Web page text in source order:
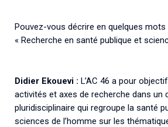
Pouvez-vous décrire en quelques mots
« Recherche en santé publique et
Didier Ekouevi : L’AC 46 a pour
activités et axes de recherche dans un
pluridisciplinaire qui regroupe la santé
sciences de l’homme sur les